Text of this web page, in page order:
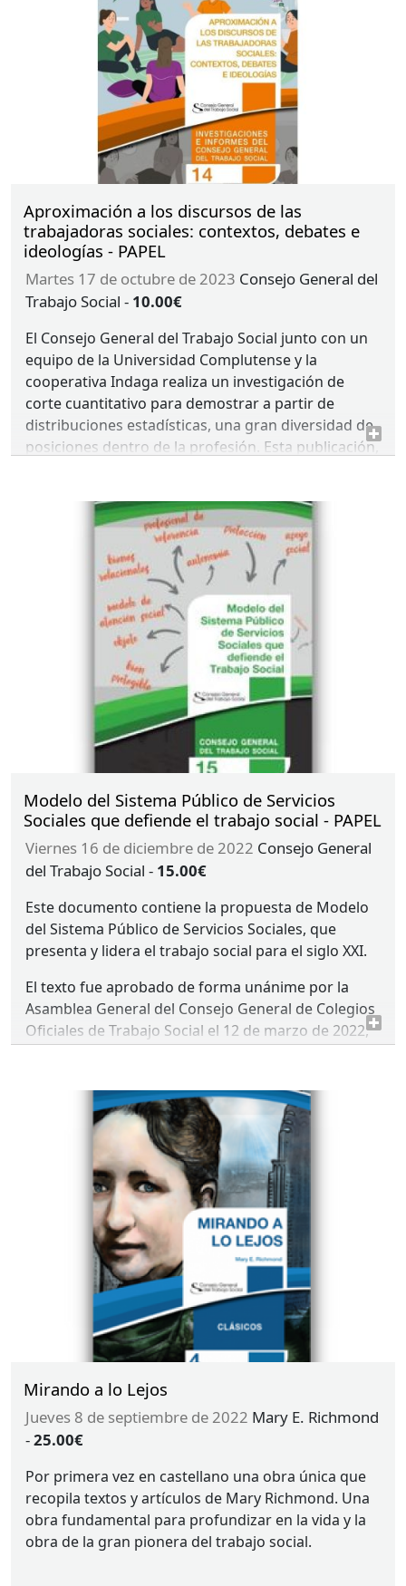
toda la ciudadanía.
Aproximación a los discursos de las
trabajadoras sociales: contextos, debates e
ideologías - PAPEL
martes 17 de octubre de 2023 Consejo General del
Trabajo Social - 10.00€
El Consejo General del Trabajo Social junto con un
equipo de la Universidad Complutense y la
cooperativa Indaga realiza un investigación de
corte cuantitativo para demostrar a partir de
distribuciones estadísticas, una gran diversidad de
posiciones dentro de la profesión. Esta publicación,
Modelo del Sistema Público de Servicios
Sociales que defiende el trabajo social - PAPEL
viernes 16 de diciembre de 2022 Consejo General
del Trabajo Social - 15.00€
Este documento contiene la propuesta de Modelo
del Sistema Público de Servicios Sociales, que
presenta y lidera el trabajo social para el siglo XXI.
El texto fue aprobado de forma unánime por la
Asamblea General del Consejo General de Colegios
Oficiales de Trabajo Social el 12 de marzo de 2022,
fruto del trabajo colaborativo entre el Consejo
Autonómicos y trabajadoras sociales colegiadas
expertas en Servicios Sociales.
Mirando a lo Lejos
jueves 8 de septiembre de 2022 Mary E. Richmond
-25.00€
Por primera vez en castellano una obra única que
recopila textos y artículos de Mary Richmond. Una
obra fundamental para profundizar en la vida y la
obra de la gran pionera del trabajo social.